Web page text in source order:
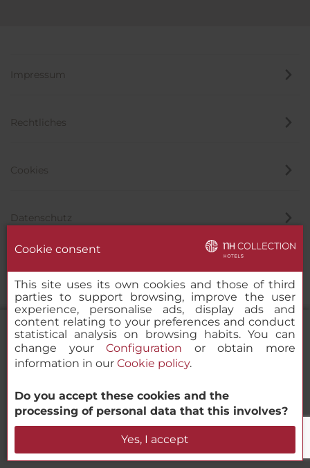
NH Collection Buenos Aires Centro
Histórico
Verfügbarkeit prüfen
Impressum
Rechtliches
Cookies
Datenschutz
© 2000 – 2026 MINOR HOTELS EUROPE & AMERICAS Santa Engracia
120. 28003 Madrid, Spanien
Cookie consent
This site uses its own cookies and those of third
parties to support browsing, improve the user
experience, personalise ads, display ads and
content relating to your preferences and conduct
statistical analysis on browsing habits. You can
change yourConfiguration or obtain more
information in our Cookie policy.
Do you accept these cookies and the
processing of personal data that this involves?
Yes, I accept